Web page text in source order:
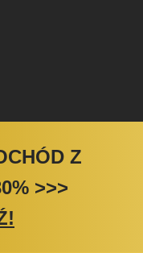
Z
>>>